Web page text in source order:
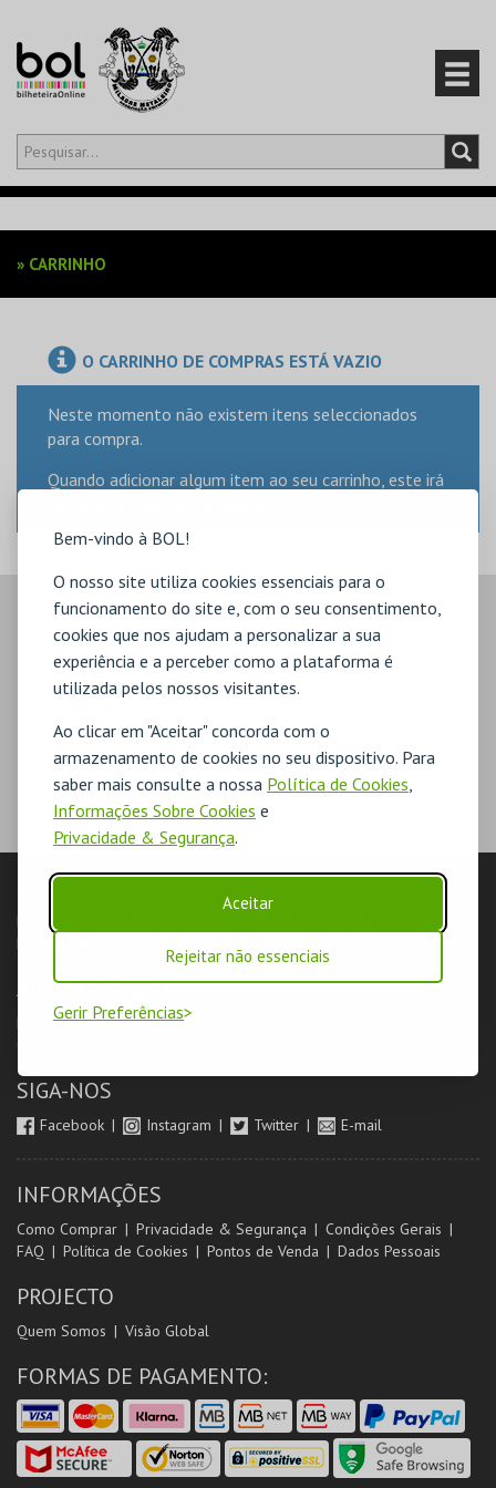
Bem-vindo à BOL!
O nosso site utiliza cookies essenciais para o
funcionamento do site e, com o seu consentimento,
cookies que nos ajudam a personalizar a sua
experiência e a perceber como a plataforma é
utilizada pelos nossos visitantes.
Ao clicar em "Aceitar" concorda com o
armazenamento de cookies no seu dispositivo. Para
saber mais consulte a nossa Política de Cookies,
Informações Sobre Cookies e
Privacidade & Segurança.
Aceitar
Rejeitar não essenciais
Gerir Preferências
Olá,iniciar sessão
EVENTOS
CARTÕES
PRODUTOS
» CARRINHO
O CARRINHO DE COMPRAS ESTÁ VAZIO
Neste momento não existem itens seleccionados
para compra.
Quando adicionar algum item ao seu carrinho, este irá
LOJA
Pesquisar
Produtos
Livro de Reclamações
AUTENTICAÇÃO
Login & Registo de Clientes
SIGA-NOS
Facebook Instagram Twitter E-mail
INFORMAÇÕES
Como Comprar Privacidade & Segurança
Condições Gerais
FAQ
Política de Cookies Pontos de Venda Dados Pessoais
PROJECTO
Quem Somos Visão Global
FORMAS DE PAGAMENTO: